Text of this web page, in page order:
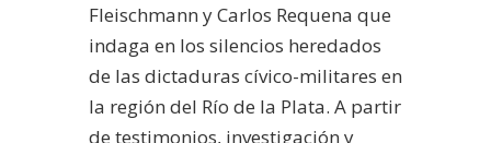
Fleischmann y Carlos Requena que
indaga en los silencios heredados
de las dictaduras cívico-militares en
la región del Río de la Plata. A partir
de testimonios, investigación y